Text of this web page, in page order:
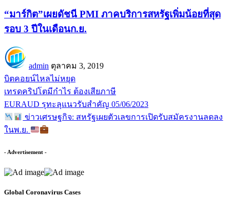
“มาร์กิต”เผยดัชนี PMI ภาคบริการสหรัฐเพิ่มน้อยที่สุด
รอบ 3 ปีในเดือนก.ย.
admin ตุลาคม 3, 2019
บิตคอยน์ไหลไม่หยุด
เทรดคริปโตมีกำไร ต้องเสียภาษี
EURAUD รุทะลุแนวรับสำคัญ 05/06/2023
ข่าวเศรษฐกิจ: สหรัฐเผยตัวเลขการเปิดรับสมัครงานลดลง
ในพ.ย.
- Advertisement -
Global Coronavirus Cases